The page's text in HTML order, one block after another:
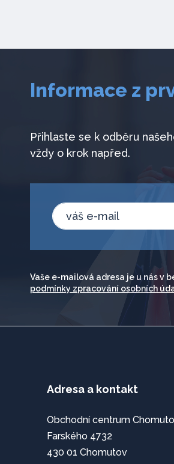
Informace z
Přihlaste se k odběru
vždy o krok napřed.
Vaše e-mailová adresa je u nás v
podmínky zpracování osobních
Adresa a kontakt
Obchodní centrum
Farského 4732
430 01 Chomutov